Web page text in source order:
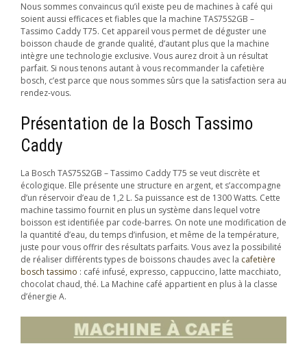
Nous sommes convaincus qu’il existe peu de machines à café qui
soient aussi efficaces et fiables que la machine TAS75S2GB –
Tassimo Caddy T75. Cet appareil vous permet de déguster une
boisson chaude de grande qualité, d’autant plus que la machine
intègre une technologie exclusive. Vous aurez droit à un résultat
parfait. Si nous tenons autant à vous recommander la cafetière
bosch, c’est parce que nous sommes sûrs que la satisfaction sera au
rendez-vous.
Présentation de la Bosch Tassimo
Caddy
La Bosch TAS75S2GB – Tassimo Caddy T75 se veut discrète et
écologique. Elle présente une structure en argent, et s’accompagne
d’un réservoir d’eau de 1,2 L. Sa puissance est de 1300 Watts. Cette
machine tassimo fournit en plus un système dans lequel votre
boisson est identifiée par code-barres. On note une modification de
la quantité d’eau, du temps d’infusion, et même de la température,
juste pour vous offrir des résultats parfaits. Vous avez la possibilité
de réaliser différents types de boissons chaudes avec la cafetière
bosch tassimo : café infusé, expresso, cappuccino, latte macchiato,
chocolat chaud, thé. La Machine café appartient en plus à la classe
d’énergie A.